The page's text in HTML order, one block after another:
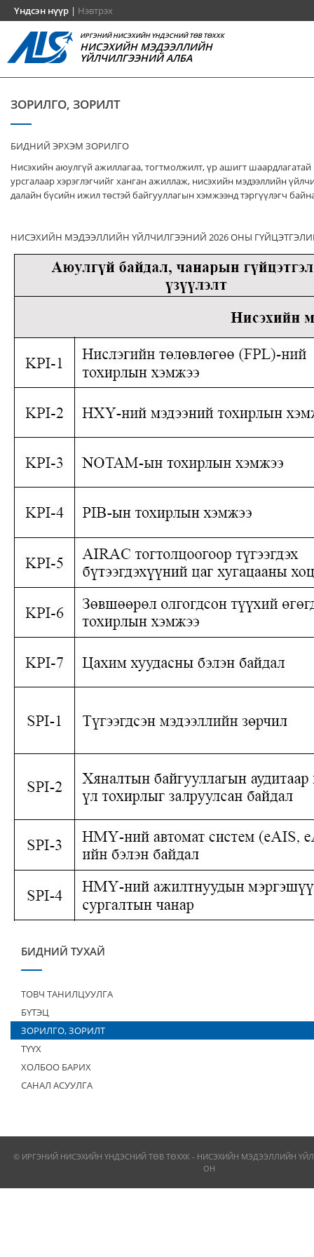
Үндсэн нүүр | Нэвтрэх
ИРГЭНИЙ НИСЭХИЙН ҮНДЭСНИЙ ТӨВ ТӨХХК
НИСЭХИЙН МЭДЭЭЛЛИЙН
ҮЙЛЧИЛГЭЭНИЙ АЛБА
ЗОРИЛГО, ЗОРИЛТ
БИДНИЙ ЭРХЭМ ЗОРИЛГО
Нисэхийн аюулгүй ажиллагаа, тогтмолжилт, үр ашигт шаардлагатай
урсгалаар хэрэглэгчийг ханган ажиллаж, нисэхийн мэдээллийн
далайн бүсийн ижил төстэй байгууллагын хэмжээнд тэргүүлэгч
НИСЭХИЙН МЭДЭЭЛЛИЙН ҮЙЛЧИЛГЭЭНИЙ 2026 ОНЫ
БИДНИЙ ТУХАЙ
ТОВЧ ТАНИЛЦУУЛГА
БҮТЭЦ
ЗОРИЛГО, ЗОРИЛТ
ТҮҮХ
ХОЛБОО БАРИХ
САНАЛ АСУУЛГА
© ИРГЭНИЙ НИСЭХИЙН ҮНДЭСНИЙ ТӨВ ТӨХХК - НИСЭХИЙН МЭДЭЭЛЛИЙН
ОН